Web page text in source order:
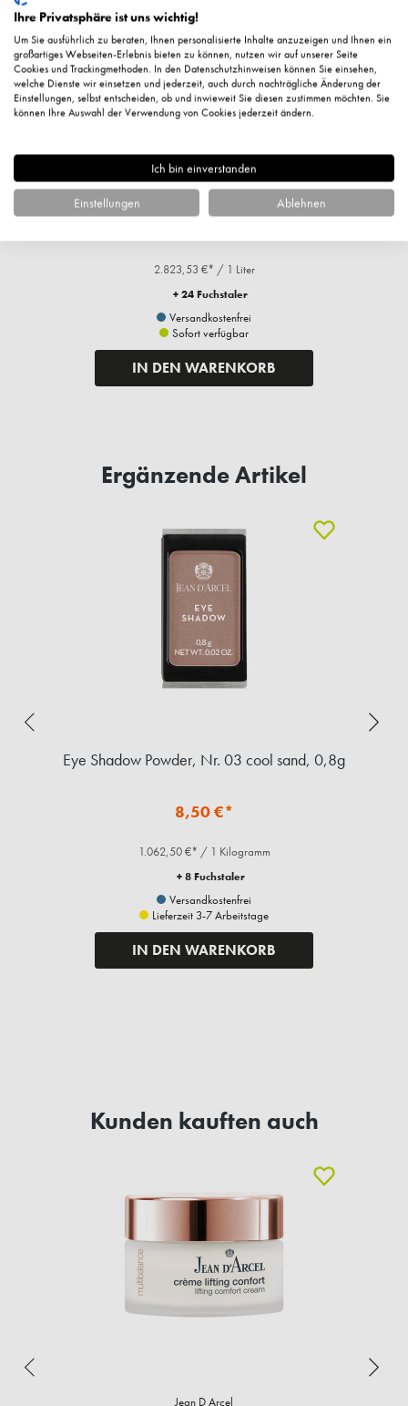
High Volume Mascara, 8,5ml
2.823,53 €* / 1 Liter
+ 24 Fuchstaler
Versandkostenfrei
Sofort verfügbar
IN DEN WARENKORB
Ergänzende Artikel
Eye Shadow Powder, Nr. 03 cool sand, 0,8g
8,50 €*
1.062,50 €* / 1 Kilogramm
+ 8 Fuchstaler
Versandkostenfrei
Lieferzeit 3-7 Arbeitstage
IN DEN WARENKORB
Kunden kauften auch
Jean D Arcel
Ihre Privatsphäre ist uns wichtig!
Um Sie ausführlich zu beraten, Ihnen personalisierte Inhalte anzuzeigen und Ihnen ein
großartiges Webseiten-Erlebnis bieten zu können, nutzen wir auf unserer Seite
Cookies und Trackingmethoden. In den Datenschutzhinweisen können Sie einsehen,
welche Dienste wir einsetzen und jederzeit, auch durch nachträgliche Änderung der
Einstellungen, selbst entscheiden, ob und inwieweit Sie diesen zustimmen möchten. Sie
können Ihre Auswahl der Verwendung von Cookies jederzeit ändern.
Ich bin einverstanden
Einstellungen Ablehnen